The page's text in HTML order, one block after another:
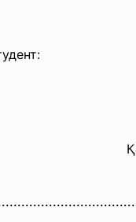
..............................